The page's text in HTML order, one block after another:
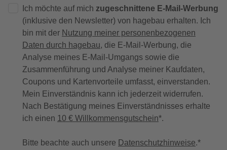
Ich möchte auf mich zugeschnittene E-Mail-Werbung
(inklusive den Newsletter) von hagebau erhalten. Ich
bin mit der Nutzung meiner personenbezogenen
Daten durch hagebau, die E-Mail-Werbung, die
Analyse meines E-Mail-Umgangs sowie die
Zusammenführung und Analyse meiner Kaufdaten,
Coupons und Kartenvorteile umfasst, einverstanden.
Mein Einverständnis kann ich jederzeit widerrufen.
Nach Bestätigung meines Einverständnisses erhalte
ich einen 10 € Willkommensgutschein*.
Bitte beachte auch unsere Datenschutzhinweise.